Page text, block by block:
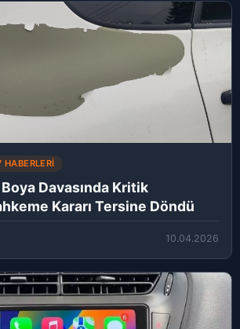
Davasında Kritik
Kararı Tersine Döndü
10.04.2026